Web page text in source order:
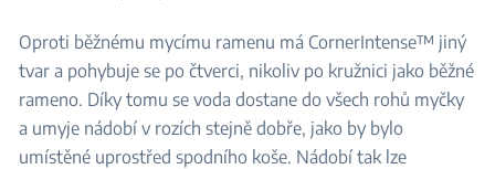
Oproti běžnému mycímu ramenu má CornerIntense™ jiný
tvar a pohybuje se po čtverci, nikoliv po kružnici jako běžné
rameno. Díky tomu se voda dostane do všech rohů myčky
a umyje nádobí v rozích stejně dobře, jako by bylo
umístěné uprostřed spodního koše. Nádobí tak lze